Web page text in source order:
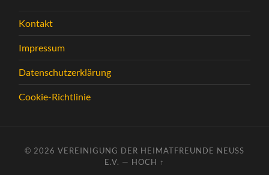
Kontakt
Impressum
Datenschutzerklärung
Cookie-Richtlinie
© 2026 VEREINIGUNG DER HEIMATFREUNDE NEUSS
E.V. — HOCH ↑